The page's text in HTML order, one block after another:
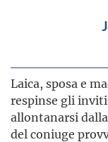
Laica, sposa e
respinse gli
allontanarsi
del coniuge